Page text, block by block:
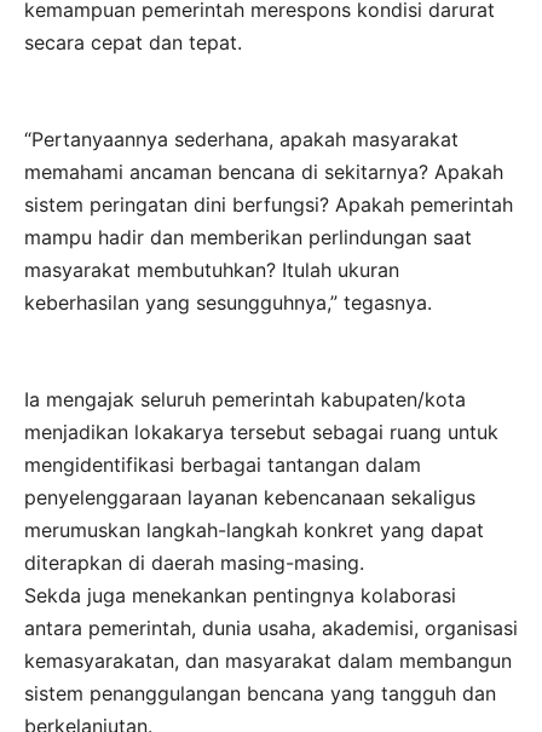
kemampuan pemerintah merespons kondisi darurat
secara cepat dan tepat.
“Pertanyaannya sederhana, apakah masyarakat
memahami ancaman bencana di sekitarnya? Apakah
sistem peringatan dini berfungsi? Apakah pemerintah
mampu hadir dan memberikan perlindungan saat
masyarakat membutuhkan? Itulah ukuran
keberhasilan yang sesungguhnya,” tegasnya.
Ia mengajak seluruh pemerintah kabupaten/kota
menjadikan lokakarya tersebut sebagai ruang untuk
mengidentifikasi berbagai tantangan dalam
penyelenggaraan layanan kebencanaan sekaligus
merumuskan langkah-langkah konkret yang dapat
diterapkan di daerah masing-masing.
Sekda juga menekankan pentingnya kolaborasi
antara pemerintah, dunia usaha, akademisi, organisasi
kemasyarakatan, dan masyarakat dalam membangun
sistem penanggulangan bencana yang tangguh dan
berkelanjutan.